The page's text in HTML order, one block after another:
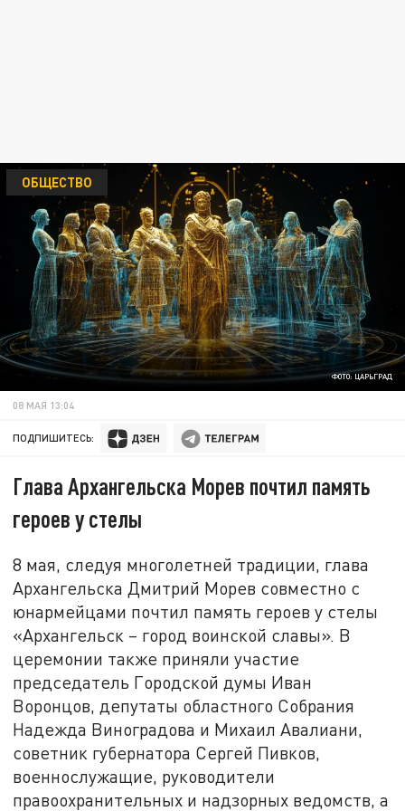
ФОТО: ЦАРЬГРАД
ОБЩЕСТВО
08 МАЯ 13:04
ПОДПИШИТЕСЬ:
Глава Архангельска Морев почтил память
героев у стелы
8 мая, следуя многолетней традиции, глава
Архангельска Дмитрий Морев совместно с
юнармейцами почтил память героев у стелы
«Архангельск – город воинской славы». В
церемонии также приняли участие
председатель Городской думы Иван
Воронцов, депутаты областного Собрания
Надежда Виноградова и Михаил Авалиани,
советник губернатора Сергей Пивков,
военнослужащие, руководители
правоохранительных и надзорных ведомств, а